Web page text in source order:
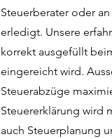
Steuerberater oder
erledigt. Unsere
korrekt ausgefüllt
eingereicht wird.
Steuerabzüge
Steuererklärung wird
auch Steuerplanung